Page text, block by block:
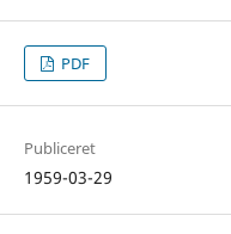
PDF
Publiceret
1959-03-29